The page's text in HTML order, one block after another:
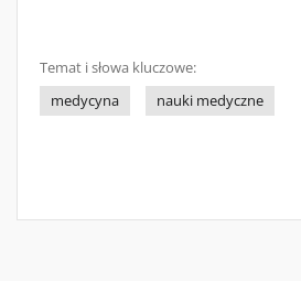
Temat i słowa kluczowe:
medycyna
nauki medyczne